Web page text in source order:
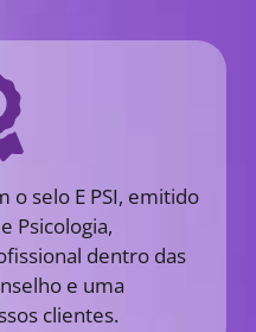
o selo E PSI, emitido
Psicologia,
dentro das
e uma
clientes.